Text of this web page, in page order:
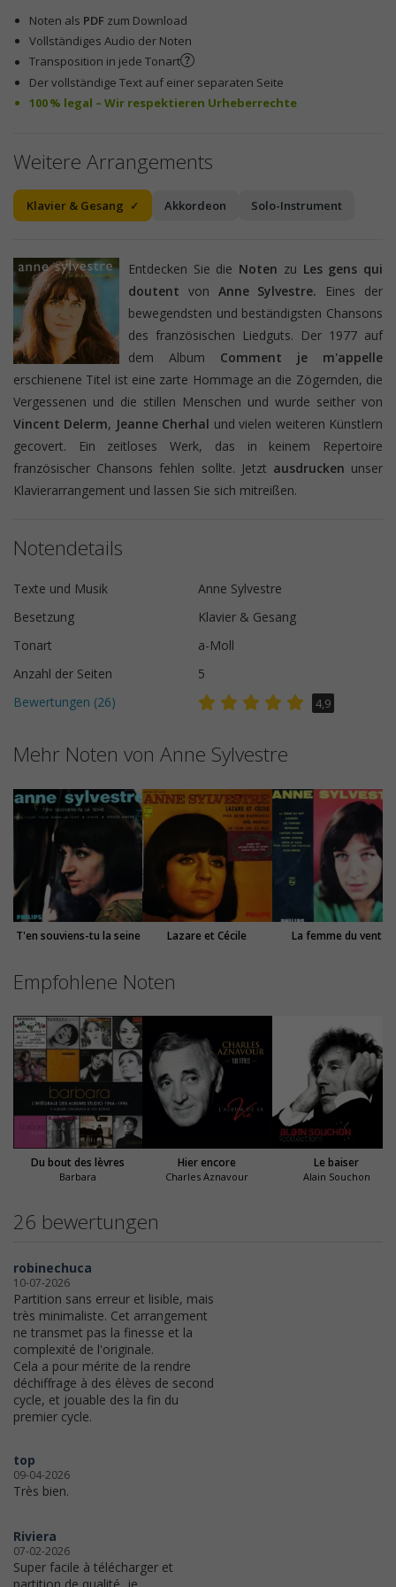
Noten als PDF zum Download
Vollständiges Audio der Noten
Transposition in jede Tonart
Der vollständige Text auf einer separaten Seite
100 % legal – Wir respektieren Urheberrechte
Weitere Arrangements
Klavier & Gesang Akkordeon Solo-Instrument
Entdecken Sie die Noten zu Les gens qui
doutent von Anne Sylvestre. Eines der
bewegendsten und beständigsten Chansons
des französischen Liedguts. Der 1977 auf
dem Album Comment je m'appelle
erschienene Titel ist eine zarte Hommage an die Zögernden, die
Vergessenen und die stillen Menschen und wurde seither von
Vincent Delerm, Jeanne Cherhal und vielen weiteren Künstlern
gecovert. Ein zeitloses Werk, das in keinem Repertoire
französischer Chansons fehlen sollte. Jetzt ausdrucken unser
Klavierarrangement und lassen Sie sich mitreißen.
Notendetails
Texte und Musik
Anne Sylvestre
Besetzung
Klavier & Gesang
Tonart
a-Moll
Anzahl der Seiten
5
Bewertungen (26) 4,9
Mehr Noten von Anne Sylvestre
T'en souviens-tu la seine Lazare et Cécile La femme du vent
Empfohlene Noten
Du bout des lèvres
Barbara
Hier encore
Charles Aznavour
Le baiser
Alain Souchon
26 bewertungen
robinechuca
10-07-2026
Partition sans erreur et lisible, mais
très minimaliste. Cet arrangement
ne transmet pas la finesse et la
complexité de l'originale.
Cela a pour mérite de la rendre
déchiffrage à des élèves de second
cycle, et jouable des la fin du
premier cycle.
top
09-04-2026
Très bien.
Riviera
07-02-2026
Super facile à télécharger et